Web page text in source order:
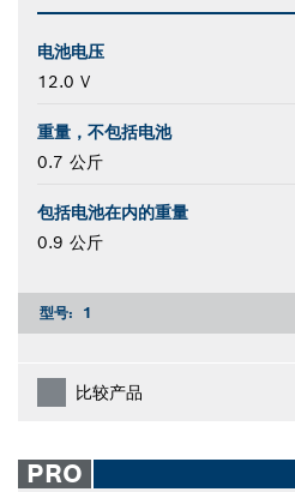
电池电压
12.0 V
重量，不包括电池
0.7 公斤
包括电池在内的重量
0.9 公斤
型号: 1
比较产品
PRO